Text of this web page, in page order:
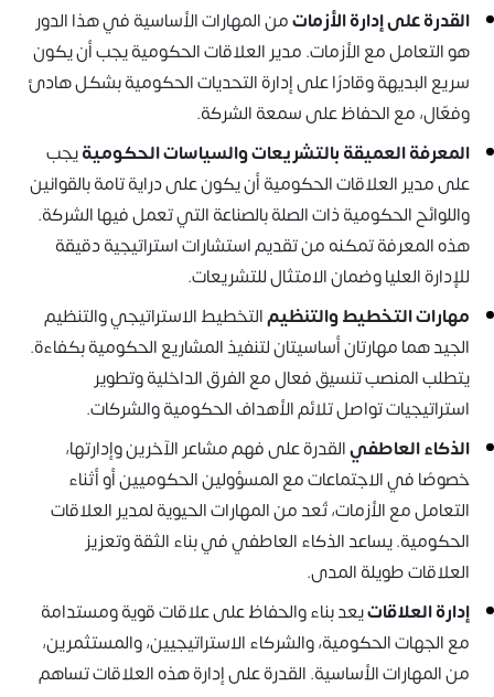
القدرة على إدارة الأزماتمن المهارات الأساسية في هذا الدور
هو التعامل مع الأزمات. مدير العلاقات الحكومية يجب أن يكون
سريع البديهة وقادرًا على إدارة التحديات الحكومية بشكل هادئ
وفعّال، مع الحفاظ على سمعة الشركة.
المعرفة العميقة بالتشريعات والسياسات الحكوميةيجب
على مدير العلاقات الحكومية أن يكون على دراية تامة بالقوانين
واللوائح الحكومية ذات الصلة بالصناعة التي تعمل فيها الشركة.
هذه المعرفة تمكنه من تقديم استشارات استراتيجية دقيقة
للإدارة العليا وضمان الامتثال للتشريعات.
مهارات التخطيط والتنظيمالتخطيط الاستراتيجي والتنظيم
الجيد هما مهارتان أساسيتان لتنفيذ المشاريع الحكومية بكفاءة.
يتطلب المنصب تنسيق فعال مع الفرق الداخلية وتطوير
استراتيجيات تواصل تلائم الأهداف الحكومية والشركات.
الذكاء العاطفيالقدرة على فهم مشاعر الآخرين وإدارتها،
خصوصًا في الاجتماعات مع المسؤولين الحكوميين أو أثناء
التعامل مع الأزمات، تُعد من المهارات الحيوية لمدير العلاقات
الحكومية. يساعد الذكاء العاطفي في بناء الثقة وتعزيز
العلاقات طويلة المدى.
إدارة العلاقاتيعد بناء والحفاظ على علاقات قوية ومستدامة
مع الجهات الحكومية، والشركاء الاستراتيجيين، والمستثمرين،
من المهارات الأساسية. القدرة على إدارة هذه العلاقات تساهم